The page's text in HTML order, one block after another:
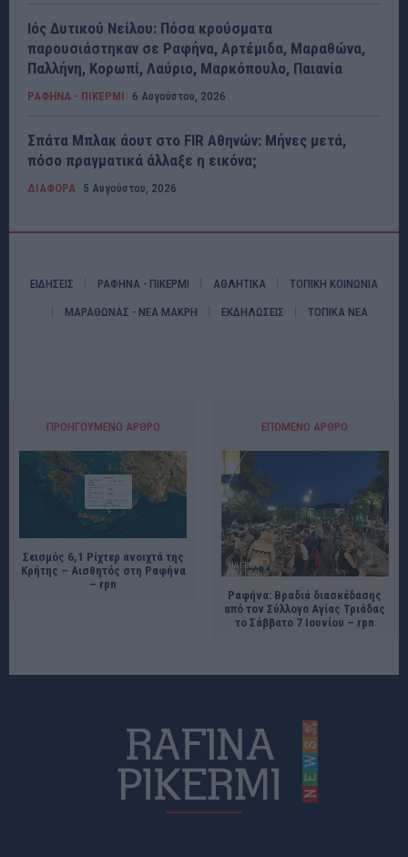
Ιός Δυτικού Νείλου: Πόσα κρούσματα
παρουσιάστηκαν σε Ραφήνα, Αρτέμιδα, Μαραθώνα,
Παλλήνη, Κορωπί, Λαύριο, Μαρκόπουλο, Παιανία
ΡΑΦΗΝΑ - ΠΙΚΕΡΜΙ 6 Αυγούστου, 2026
Σπάτα Μπλακ άουτ στο FIR Αθηνών: Μήνες μετά,
πόσο πραγματικά άλλαξε η εικόνα;
ΔΙΑΦΟΡΑ 5 Αυγούστου, 2026
ΕΙΔΗΣΕΙΣ ΡΑΦΗΝΑ - ΠΙΚΕΡΜΙ ΑΘΛΗΤΙΚΑ ΤΟΠΙΚΗ ΚΟΙΝΩΝΙΑ
ΜΑΡΑΘΩΝΑΣ - ΝΕΑ ΜΑΚΡΗ ΕΚΔΗΛΩΣΕΙΣ ΤΟΠΙΚΑ ΝΕΑ
ΠΡΟΗΓΟΎΜΕΝΟ ΆΡΘΡΟ
Σεισμός 6,1 Ρίχτερ ανοιχτά της
Κρήτης – Αισθητός στη Ραφήνα
– rpn
ΕΠΌΜΕΝΟ ΆΡΘΡΟ
Ραφήνα: Βραδιά διασκέδασης
από τον Σύλλογο Αγίας Τριάδας
το Σάββατο 7 Ιουνίου – rpn